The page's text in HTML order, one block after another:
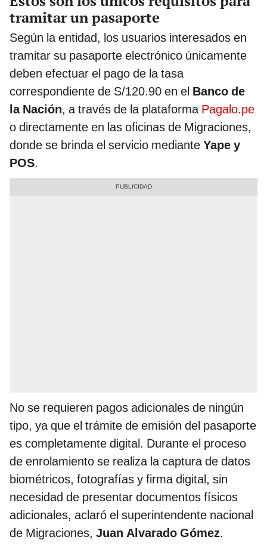
tramitar un pasaporte
Según la entidad, los usuarios interesados en
tramitar su pasaporte electrónico únicamente
deben efectuar el pago de la tasa
correspondiente de S/120.90 en el Banco de
la Nación, a través de la plataforma Pagalo.pe
o directamente en las oficinas de Migraciones,
donde se brinda el servicio mediante Yape y
POS.
No se requieren pagos adicionales de ningún
tipo, ya que el trámite de emisión del pasaporte
es completamente digital. Durante el proceso
de enrolamiento se realiza la captura de datos
biométricos, fotografías y firma digital, sin
necesidad de presentar documentos físicos
adicionales, aclaró el superintendente nacional
de Migraciones, Juan Alvarado Gómez.